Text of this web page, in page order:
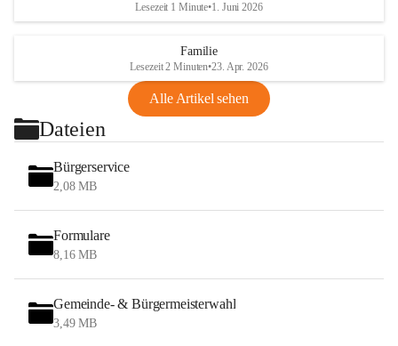
Lesezeit 1 Minute•1. Juni 2026
Familie
Lesezeit 2 Minuten•23. Apr. 2026
Alle Artikel sehen
Dateien
Bürgerservice
2,08 MB
Formulare
8,16 MB
Gemeinde- & Bürgermeisterwahl
3,49 MB